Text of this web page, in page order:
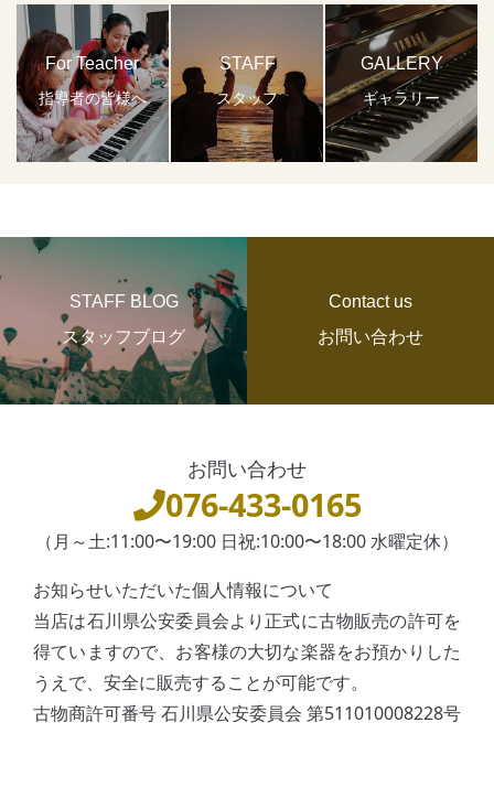
For Teacher
指導者の皆様へ
STAFF
スタッフ
GALLERY
ギャラリー
STAFF BLOG
スタッフブログ
Contact us
お問い合わせ
お問い合わせ
076-433-0165
（月～土:11:00〜19:00 日祝:10:00〜18:00 水曜定休）
お知らせいただいた個人情報について
当店は石川県公安委員会より正式に古物販売の許可を
得ていますので、お客様の大切な楽器をお預かりした
うえで、安全に販売することが可能です。
古物商許可番号 石川県公安委員会 第511010008228号